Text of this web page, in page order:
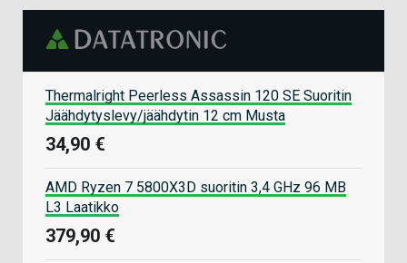
Thermalright Peerless Assassin 120 SE Suoritin
Jäähdytyslevy/jäähdytin 12 cm Musta
34,90 €
AMD Ryzen 7 5800X3D suoritin 3,4 GHz 96 MB
L3 Laatikko
379,90 €